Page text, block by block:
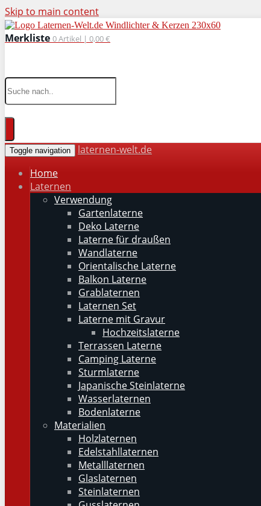
Skip to main content
Merkliste 0Artikel | 0,00 €
Toggle navigation
laternen-welt.de
Home
Laternen
Verwendung
Gartenlaterne
Deko Laterne
Laterne für draußen
Wandlaterne
Orientalische Laterne
Balkon Laterne
Grablaternen
Laternen Set
Laterne mit Gravur
Hochzeitslaterne
Terrassen Laterne
Camping Laterne
Sturmlaterne
Japanische Steinlaterne
Wasserlaternen
Bodenlaterne
Materialien
Holzlaternen
Edelstahllaternen
Metalllaternen
Glaslaternen
Steinlaternen